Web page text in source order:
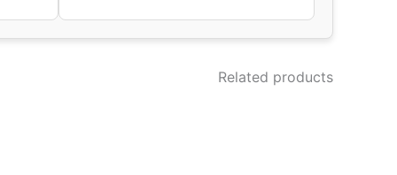
Related products